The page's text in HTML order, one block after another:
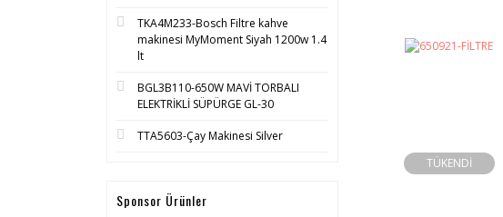
TKA4M233-Bosch Filtre kahve
makinesi MyMoment Siyah 1200w 1.4
lt
BGL3B110-650W MAVİ TORBALI
ELEKTRİKLİ SÜPÜRGE GL-30
TTA5603-Çay Makinesi Silver
Sponsor Ürünler
TÜKENDİ